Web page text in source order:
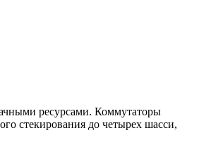
ресурсами. Коммутаторы
стекирования до четырех шасси,